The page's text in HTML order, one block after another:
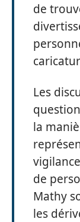
de
Les
la
de
Mathy
les